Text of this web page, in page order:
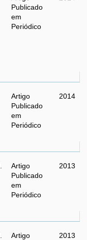
Publicado
em
Periódico
Artigo
Publicado
em
Periódico
2014
Artigo
Publicado
em
Periódico
2013
Artigo
2013